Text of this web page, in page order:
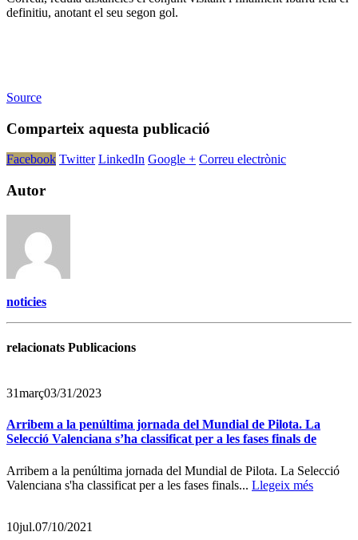
definitiu, anotant el seu segon gol.
Source
Comparteix aquesta publicació
Facebook Twitter LinkedIn Google + Correu electrònic
Autor
noticies
relacionats Publicacions
31març03/31/2023
Arribem a la penúltima jornada del Mundial de Pilota. La
Selecció Valenciana s’ha classificat per a les fases finals de
Arribem a la penúltima jornada del Mundial de Pilota. La Selecció
Valenciana s'ha classificat per a les fases finals... Llegeix més
10jul.07/10/2021